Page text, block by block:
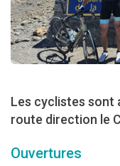
Les cyclistes sont
route direction le
Ouvertures